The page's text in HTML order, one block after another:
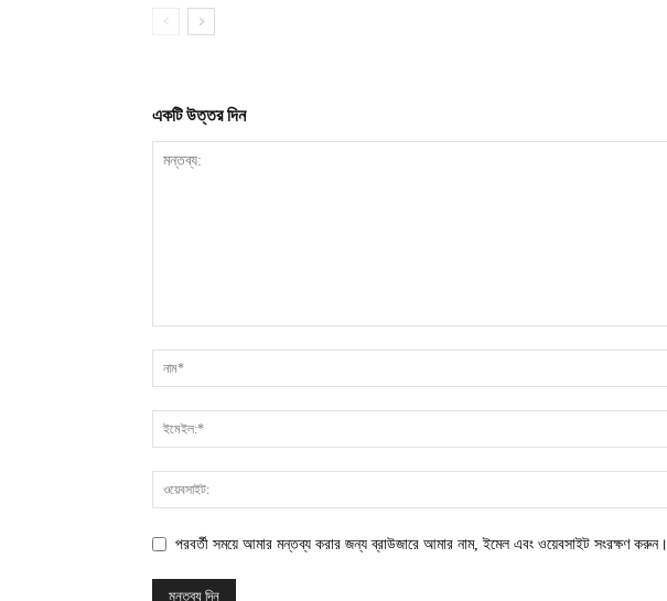
একটি উত্তর দিন
পরবর্তী সময়ে আমার মন্তব্য করার জন্য ব্রাউজারে আমার নাম, ইমেল এবং ওয়েবসাইট সংরক্ষণ করুন।